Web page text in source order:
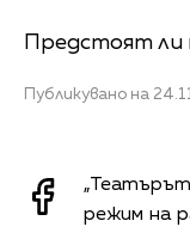
Предстоят ли
Публикувано на
режим на